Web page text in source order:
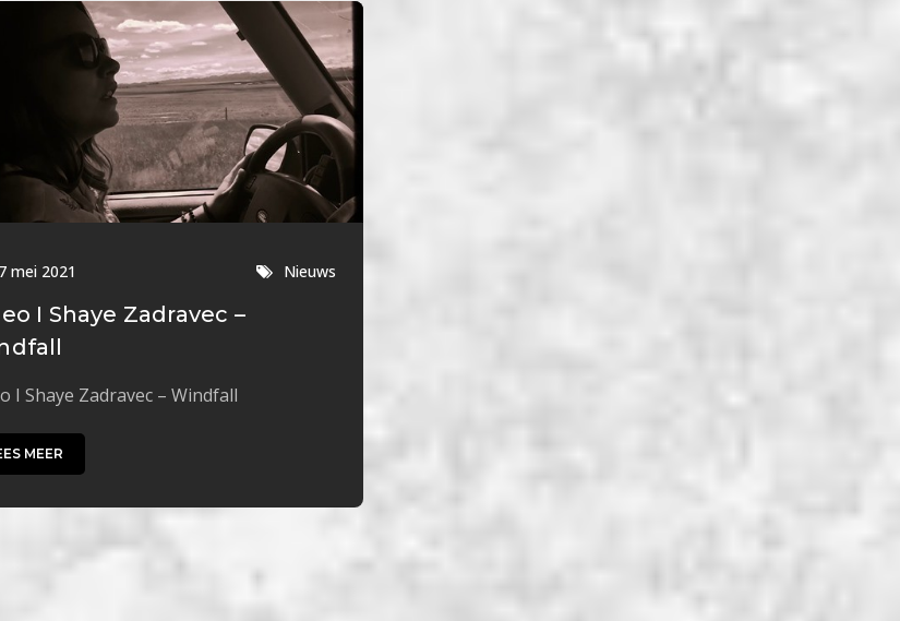
mei 2021 Nieuws
I Shaye Zadravec –
I Shaye Zadravec – Windfall
MEER